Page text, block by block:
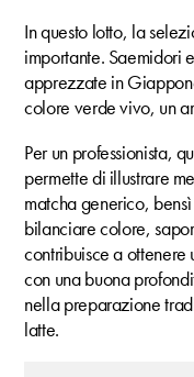
In questo lotto, la
importante. Saemidori
apprezzate in
colore verde vivo, un
Per un professionista,
permette di illustrare
matcha generico,
bilanciare colore,
contribuisce a ottenere
con una buona
nella preparazione
latte.